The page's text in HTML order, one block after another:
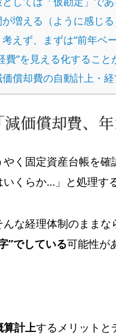
増える（ように感じる
えず、まずは“前年ベ
費”を見える化するこ
償却費の自動計上・
価償却費、
く固定資産台帳を確
くらか…」と処理する
な経理体制のままな
”でしている可能性が
算計上するメリットと